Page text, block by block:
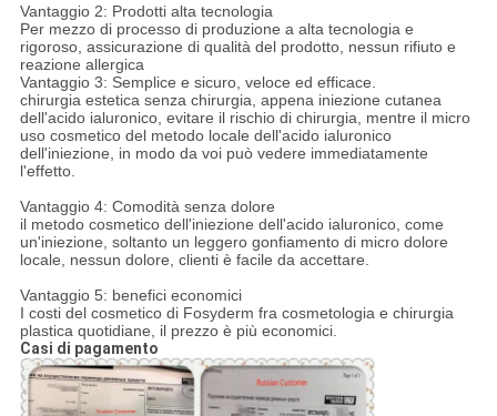
Vantaggio 2: Prodotti alta tecnologia
Per mezzo di processo di produzione a alta tecnologia e
rigoroso, assicurazione di qualità del prodotto, nessun rifiuto e
reazione allergica
Vantaggio 3: Semplice e sicuro, veloce ed efficace.
chirurgia estetica senza chirurgia, appena iniezione cutanea
dell'acido ialuronico, evitare il rischio di chirurgia, mentre il micro
uso cosmetico del metodo locale dell'acido ialuronico
dell'iniezione, in modo da voi può vedere immediatamente
l'effetto.
Vantaggio 4: Comodità senza dolore
il metodo cosmetico dell'iniezione dell'acido ialuronico, come
un'iniezione, soltanto un leggero gonfiamento di micro dolore
locale, nessun dolore, clienti è facile da accettare.
Vantaggio 5: benefici economici
I costi del cosmetico di Fosyderm fra cosmetologia e chirurgia
plastica quotidiane, il prezzo è più economici.
Casi di pagamento